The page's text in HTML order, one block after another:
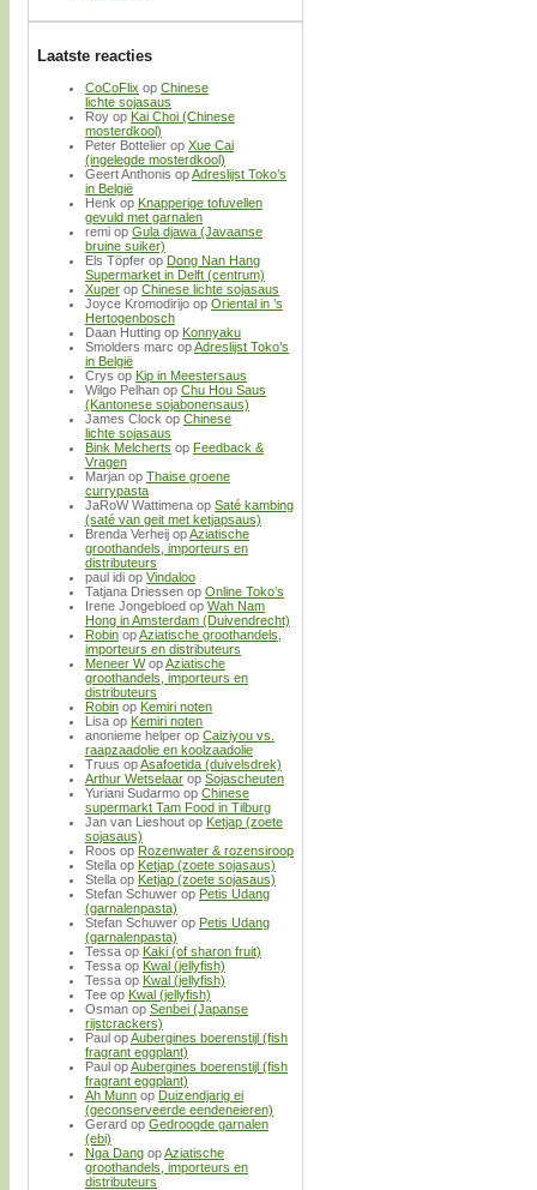
Laatste reacties
CoCoFlix op Chinese
lichte sojasaus
Roy op Kai Choi (Chinese
mosterdkool)
Peter Bottelier op Xue Cai
(ingelegde mosterdkool)
Geert Anthonis opAdreslijst Toko’s
in België
Henk op Knapperige tofuvellen
gevuld met garnalen
remi op Gula djawa (Javaanse
bruine suiker)
Els Töpfer op Dong Nan Hang
Supermarket in Delft (centrum)
Xuper op Chinese lichte sojasaus
Joyce Kromodirijo op Oriental in ’s
Hertogenbosch
Daan Hutting op Konnyaku
Smolders marc opAdreslijst Toko’s
in België
Crys op Kip in Meestersaus
Wilgo Pelhan op Chu Hou Saus
(Kantonese sojabonensaus)
James Clock op Chinese
lichte sojasaus
Bink Melcherts op Feedback &
Vragen
Marjan op Thaise groene
currypasta
JaRoW Wattimena op Saté kambing
(saté van geit met ketjapsaus)
Brenda Verheij opAziatische
groothandels, importeurs en
distributeurs
paul idi op Vindaloo
Tatjana Driessen op Online Toko’s
Irene Jongebloed op Wah Nam
Hong in Amsterdam (Duivendrecht)
Robin opAziatische groothandels,
importeurs en distributeurs
Meneer WopAziatische
groothandels, importeurs en
distributeurs
Robin op Kemiri noten
Lisa op Kemiri noten
anonieme helper op Caiziyou vs.
raapzaadolie en koolzaadolie
Truus opAsafoetida (duivelsdrek)
Arthur Wetselaar op Sojascheuten
Yuriani Sudarmo op Chinese
supermarkt Tam Food in Tilburg
Jan van Lieshout op Ketjap (zoete
sojasaus)
Roos op Rozenwater & rozensiroop
Stella op Ketjap (zoete sojasaus)
Stella op Ketjap (zoete sojasaus)
Stefan Schuwer op Petis Udang
(garnalenpasta)
Stefan Schuwer op Petis Udang
(garnalenpasta)
Tessa op Kaki (of sharon fruit)
Tessa op Kwal (jellyfish)
Tessa op Kwal (jellyfish)
Tee op Kwal (jellyfish)
Osman op Senbei (Japanse
rijstcrackers)
Paul opAubergines boerenstijl (fish
fragrant eggplant)
Paul opAubergines boerenstijl (fish
fragrant eggplant)
Ah Munn op Duizendjarig ei
(geconserveerde eendeneieren)
Gerard op Gedroogde garnalen
(ebi)
Nga Dang opAziatische
groothandels, importeurs en
distributeurs